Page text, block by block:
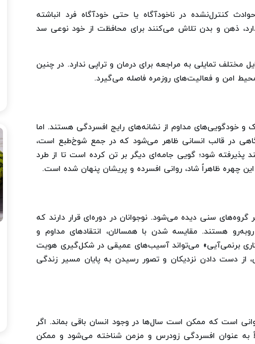
کنترل‌نشده در ناخودآگاه یا حتی خودآگاه فرد انباشته
ذهن و بدن تلاش می‌کنند برای محافظت از خود نوعی سد
مختلف تمایلی به مراجعه برای درمان و تراپی ندارد. در چنین
امن و فعالیت‌های روزمره فاصله می‌گیرد.
خودگویی‌های مداوم از نشانه‌های رایج افسردگی هستند. اما
در قالب انسانی ظاهر می‌شود که در جمع شوخ‌طبع است،
پذیرفته شود؛ گویی جامه‌ای دیگر بر تن کرده است تا از طرد
چهره‌ ظاهراً شاد، روانی افسرده و پریشان پنهان شده است.
گروه‌های سنی دیده می‌شود. نوجوانان در دوره‌ای قرار دارند که
هستند. مقایسه شدن با همسالان، انتقادهای مداوم و
کاری برنمی‌آیی» می‌تواند آسیب‌های عمیقی در شکل‌گیری هویت
از دست دادن نزدیکان و تصور رسیدن به پایان مسیر زندگی
است که ممکن است سال‌ها در وجود انسان باقی بماند. اگر
شود، معمولاً به عنوان افسردگی زودرس و مزمن شناخته می‌شود و ممکن